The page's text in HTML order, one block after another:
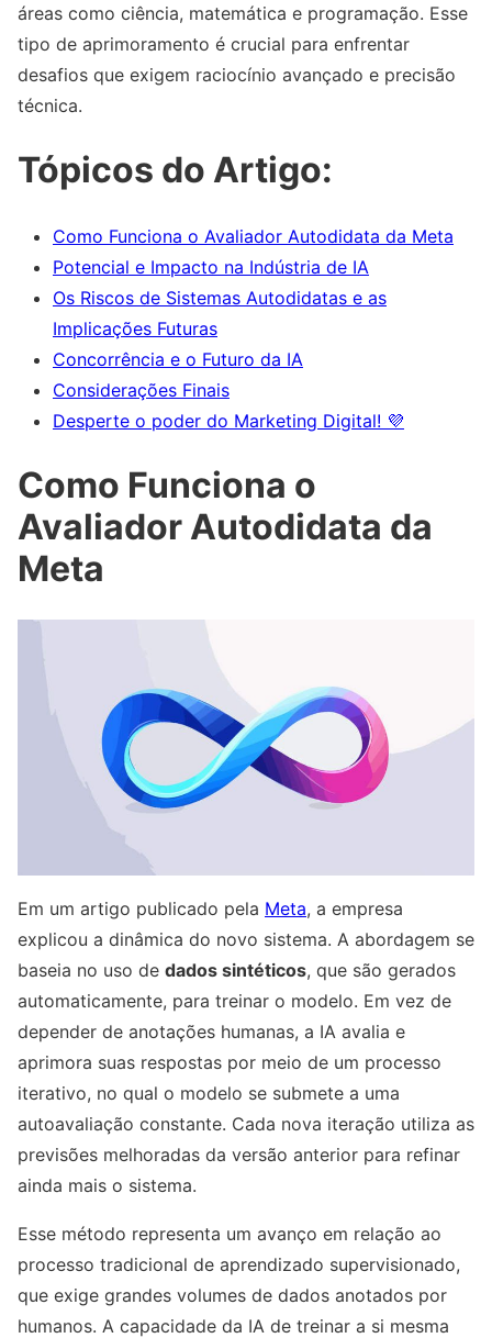
áreas como ciência, matemática e programação. Esse
tipo de aprimoramento é crucial para enfrentar
desafios que exigem raciocínio avançado e precisão
técnica.
Tópicos do Artigo:
Como Funciona o Avaliador Autodidata da Meta
Potencial e Impacto na Indústria de IA
Os Riscos de Sistemas Autodidatas e as
Implicações Futuras
Concorrência e o Futuro da IA
Considerações Finais
Desperte o poder do Marketing Digital! 💜
Como Funciona o
Avaliador Autodidata da
Meta
Em um artigo publicado pela Meta, a empresa
explicou a dinâmica do novo sistema. A abordagem se
baseia no uso de dados sintéticos, que são gerados
automaticamente, para treinar o modelo. Em vez de
depender de anotações humanas, a IA avalia e
aprimora suas respostas por meio de um processo
iterativo, no qual o modelo se submete a uma
autoavaliação constante. Cada nova iteração utiliza as
previsões melhoradas da versão anterior para refinar
ainda mais o sistema.
Esse método representa um avanço em relação ao
processo tradicional de aprendizado supervisionado,
que exige grandes volumes de dados anotados por
humanos. A capacidade da IA de treinar a si mesma